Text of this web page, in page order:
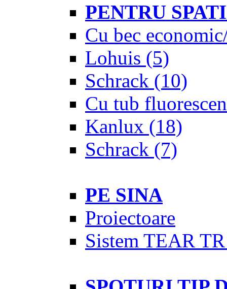
PENTRU
Cu bec
Lohuis (5)
Schrack (10)
Cu tub
Kanlux (18)
Schrack (7)
PE SINA
Proiectoare
Sistem TEAR TR